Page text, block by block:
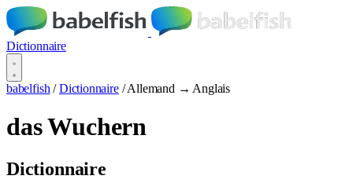
Dictionnaire
babelfish / Dictionnaire / Allemand → Anglais
das Wuchern
Dictionnaire